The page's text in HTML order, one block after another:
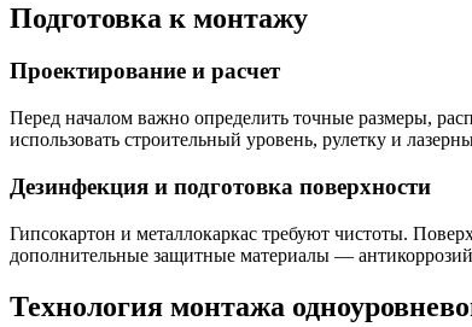
Подготовка к монтажу
Проектирование и расчет
Перед началом важно определить точные размеры,
использовать строительный уровень, рулетку и
Дезинфекция и подготовка поверхности
Гипсокартон и металлокаркас требуют чистоты.
дополнительные защитные материалы —
Технология монтажа